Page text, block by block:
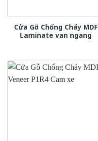
Cửa Gỗ Chống Cháy MDF
Laminate van ngang